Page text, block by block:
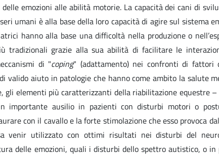
emozioni alle abilità motorie. La capacità dei cani di
umani è alla base della loro capacità di agire sul sistema
hanno alla base una difficoltà nella produzione o
tradizionali grazie alla sua abilità di facilitare le
di "coping" (adattamento) nei confronti di fattori
valido aiuto in patologie che hanno come ambito la salute
elementi più caratterizzanti della riabilitazione equestre –
importante ausilio in pazienti con disturbi motori o
con il cavallo e la forte stimolazione che esso provoca
venir utilizzato con ottimi risultati nei disturbi del
delle emozioni, quali i disturbi dello spettro autistico, o in